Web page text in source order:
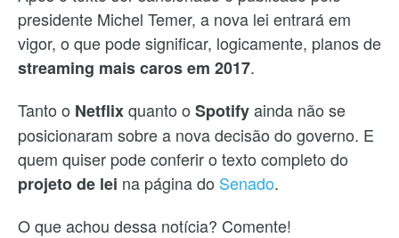
presidente Michel Temer, a nova lei entrará em
vigor, o que pode significar, logicamente, planos de
streaming mais caros em 2017.
Tanto o Netflixquanto o Spotifyainda não se
posicionaram sobre a nova decisão do governo. E
quem quiser pode conferir o texto completo do
projeto de lei na página do Senado.
O que achou dessa notícia? Comente!